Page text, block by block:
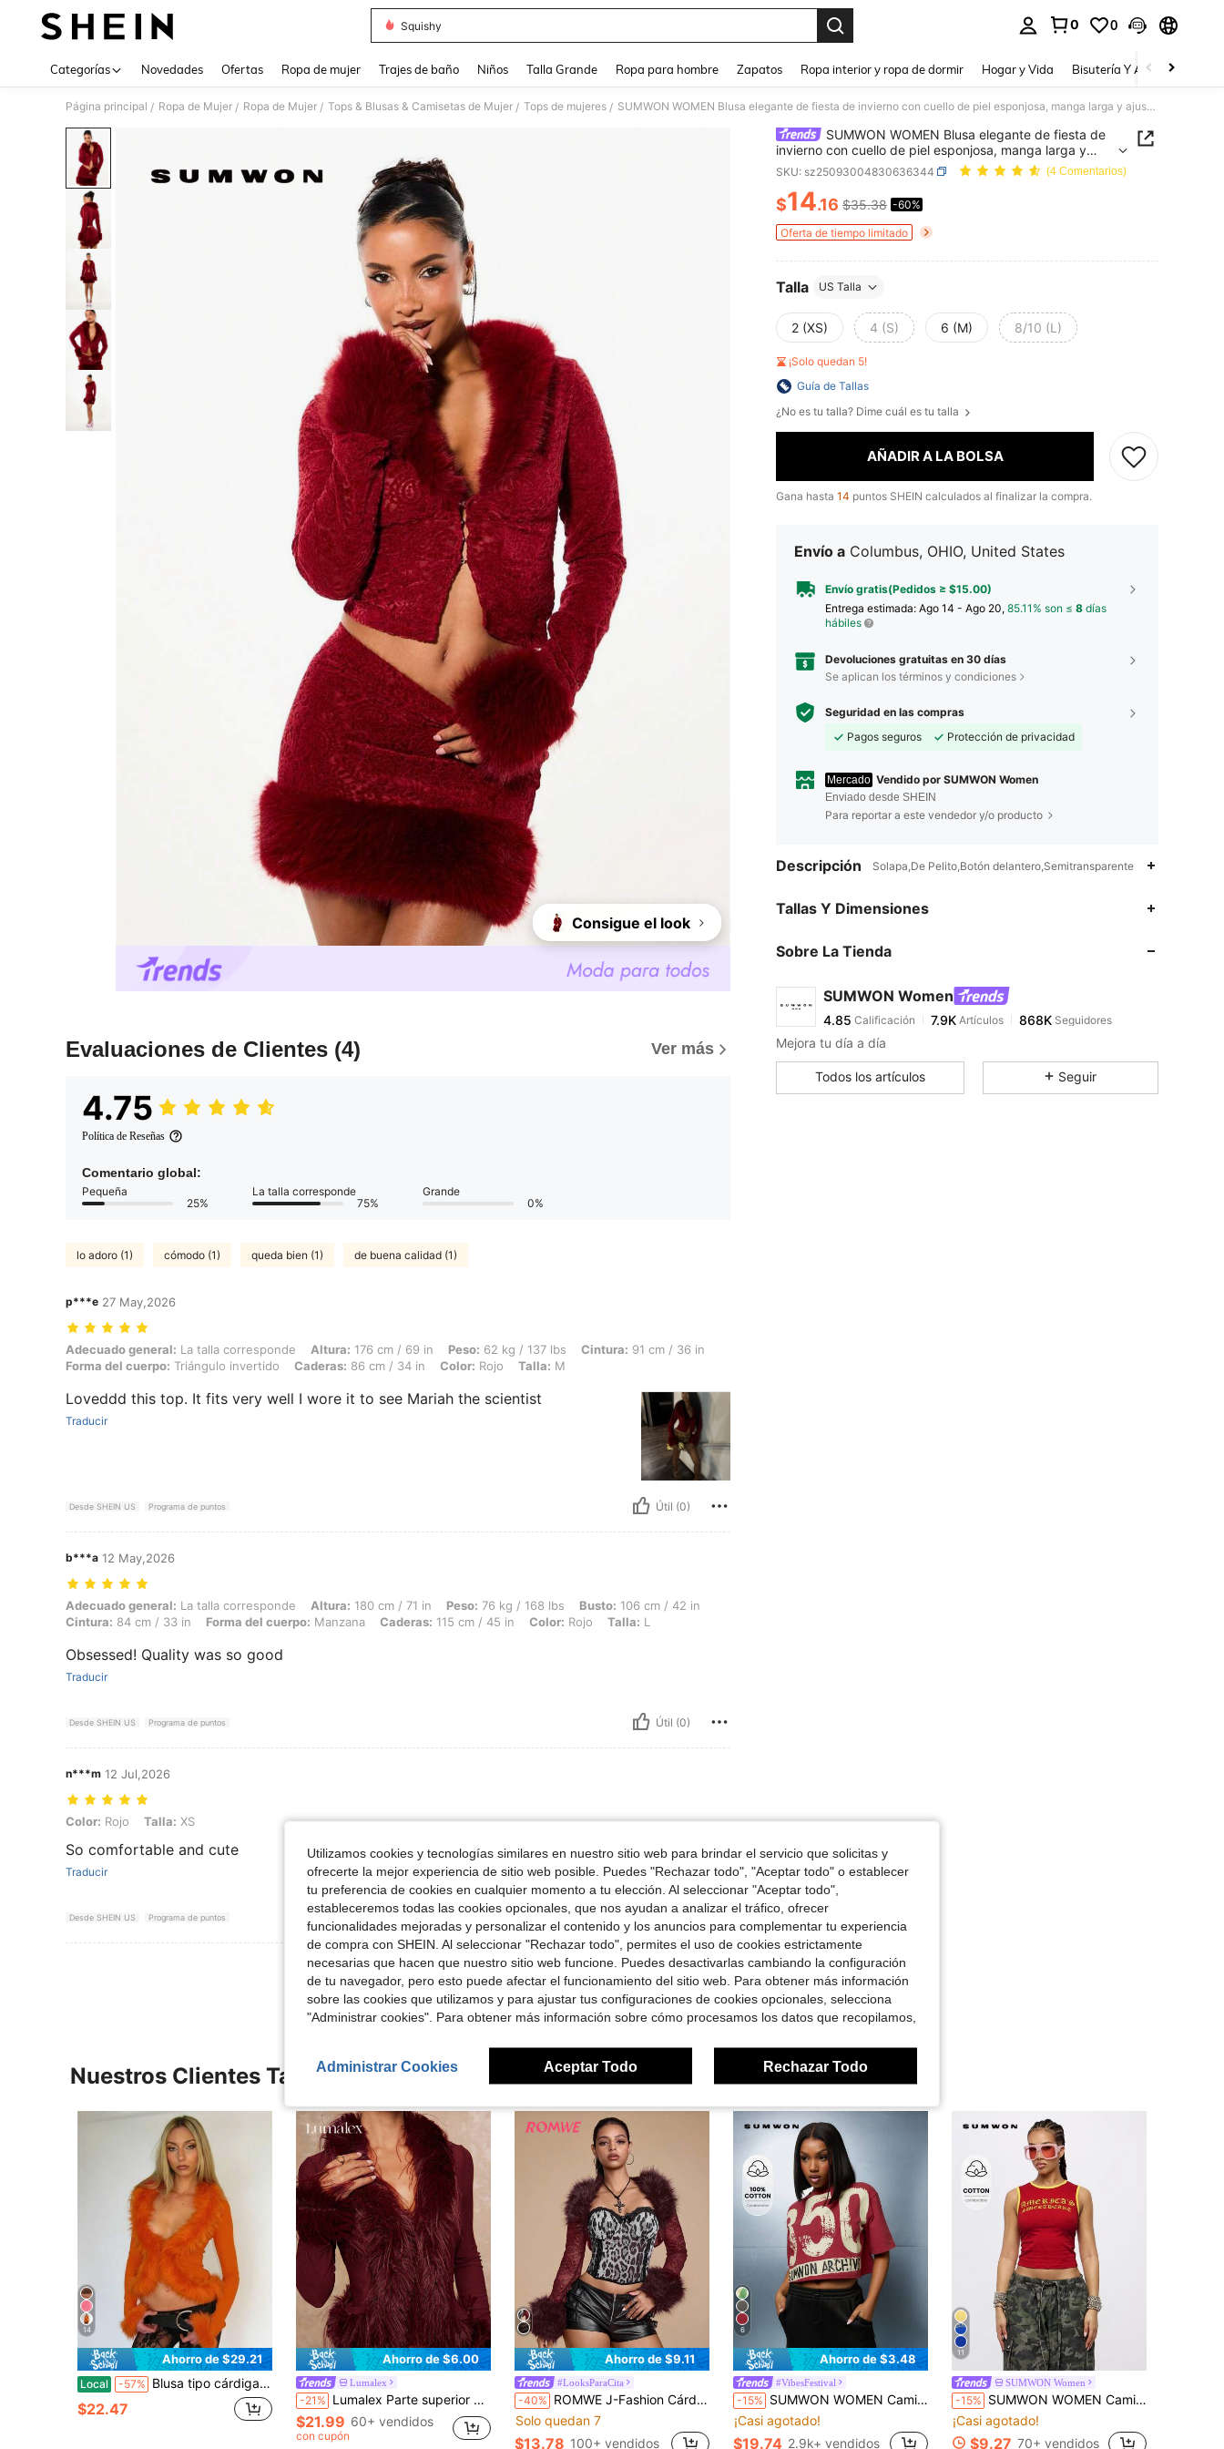
Squishy
0 0
Categorías Novedades Ofertas Ropa de mujer Trajes de baño Niños Talla Grande Ropa para hombre Zapatos Ropa interior y ropa de dormir Hogar y Vida Bisutería Y Accesorios
Página principal / Ropa de Mujer / Ropa de Mujer / Tops & Blusas & Camisetas de Mujer / Tops de mujeres / SUMWON WOMEN Blusa elegante de fiesta de invierno con cuello de piel esponjosa, manga larga y ajustada con encaje lujoso
Consigue el look
Evaluaciones de Clientes (4) Ver más
4.75
Política de Reseñas
Comentario global:
Pequeña
25%
La talla corresponde
75%
Grande
0%
lo adoro (1) cómodo (1) queda bien (1) de buena calidad (1)
p***e 27 May,2026
Adecuado general: La talla corresponde, Altura: 176 cm / 69 in, Peso: 62 kg / 137 lbs, Cintura: 91 cm / 36 in, Forma del cuerpo: Triángulo invertido, Caderas: 86 cm / 34 in, Color: Rojo, Talla: M
Adecuado general: La talla corresponde Altura: 176 cm / 69 in Peso: 62 kg / 137 lbs Cintura: 91 cm / 36 in
Forma del cuerpo: Triángulo invertido Caderas: 86 cm / 34 in Color: Rojo Talla: M
Loveddd this top. It fits very well I wore it to see Mariah the scientist
Traducir
Desde SHEIN US Programa de puntos Útil (0)
b***a 12 May,2026
Adecuado general: La talla corresponde, Altura: 180 cm / 71 in, Peso: 76 kg / 168 lbs, Busto: 106 cm / 42 in, Cintura: 84 cm / 33 in, Forma del cuerpo: Manzana, Caderas: 115 cm / 45 in, Color: Rojo, Talla: L
Adecuado general: La talla corresponde Altura: 180 cm / 71 in Peso: 76 kg / 168 lbs Busto: 106 cm / 42 in
Cintura: 84 cm / 33 in Forma del cuerpo: Manzana Caderas: 115 cm / 45 in Color: Rojo Talla: L
Obsessed! Quality was so good
Traducir
Desde SHEIN US Programa de puntos Útil (0)
n***m 12 Jul,2026
Color: Rojo, Talla: XS
Color: Rojo Talla: XS
So comfortable and cute
Traducir
Desde SHEIN US Programa de puntos Útil (0)
Ver Más Reseñas
SUMWON WOMEN Blusa elegante de fiesta de
invierno con cuello de piel esponjosa, manga larga y
ajustada con encaje lujoso
SKU: sz25093004830636344 (4 Comentarios)
PRICE AND AVAILABILITY
$14.16 $35.38 -60%
Oferta de tiempo limitado
Talla US Talla
2 (XS) 4 (S) 6 (M) 8/10 (L)
¡Solo quedan 5!
Guía de Tallas
¿No es tu talla? Dime cuál es tu talla
AÑADIR A LA BOLSA
Gana hasta 14 puntos SHEIN calculados al finalizar la compra.
Envío a Columbus, OHIO, United States
Envío gratis(Pedidos ≥ $15.00)
Entrega estimada: Ago 14 - Ago 20, 85.11% son ≤ 8 días
hábiles
Devoluciones gratuitas en 30 días
Se aplican los términos y condiciones
Seguridad en las compras
Pagos seguros
Protección de privacidad
Mercado Vendido por SUMWON Women
Enviado desde SHEIN
Para reportar a este vendedor y/o producto
Descripción Solapa,De Pelito,Botón delantero,Semitransparente
Tallas Y Dimensiones
Sobre La Tienda
SUMWON Women
4.85
4.85 Calificación 7.9KArtículos
m***9pagó Hace 10 horas
4.85 7.9K 868K
Mejora tu día a día
Todos los artículos Seguir
Nuestros Clientes También Vieron
14
Ahorro de $29.21
Local -57% Blusa tipo cárdigan para mujer con cuello en V profundo, mangas largas acampanadas con puños de piel sintética esponjosa, malla transparente y encaje, frente abierto, estilo Y2K
$22.47
Ahorro de $6.00
Lumalex
-21% Lumalex Parte superior de mujer de malla transparente con cuello y puños de parche de piel sintética de estilo bohemio en color burdeos, vestido de plumas rojo vino, vestido burdeos, vestido de lujo para fiesta de graduación, reunión, banquete, modesto, fiesta de Año Nuevo, fiesta de Eid al-Adha, vacaciones, días fríos, Navidad
$21.99 60+ vendidos
con cupón
Ahorro de $9.11
#LooksParaCita
-40% ROMWE J-Fashion Cárdigan corto con cuello de piel negra y parches de encaje estilo Y2K sexy para mujeres, se puede combinar con camiseta o vestido
Solo quedan 7
$13.78 100+ vendidos
6
Ahorro de $3.48
#VibesFestival
-15% SUMWON WOMEN Camiseta corta de algodón tipo jersey con estampado vintage de 350 gráficos, para festival de verano, estilo grunge y urbano streetwear, talla oversize
¡Casi agotado!
$19.74 2.9k+ vendidos
11
SUMWON Women
-15% SUMWON WOMEN Camiseta sin mangas corta con gráfico America's Sweetheart Old English, ribete de contraste amarillo, cuello ringer, de algodón, para verano y festivales
¡Casi agotado!
$9.27 70+ vendidos
Utilizamos cookies y tecnologías similares en nuestro sitio web para brindar el servicio que solicitas y
ofrecerte la mejor experiencia de sitio web posible. Puedes "Rechazar todo", "Aceptar todo" o establecer
tu preferencia de cookies en cualquier momento a tu elección. Al seleccionar "Aceptar todo",
estableceremos todas las cookies opcionales, que nos ayudan a analizar el tráfico, ofrecer
funcionalidades mejoradas y personalizar el contenido y los anuncios para complementar tu experiencia
de compra con SHEIN. Al seleccionar "Rechazar todo", permites el uso de cookies estrictamente
necesarias que hacen que nuestro sitio web funcione. Puedes desactivarlas cambiando la configuración
de tu navegador, pero esto puede afectar el funcionamiento del sitio web. Para obtener más información
sobre las cookies que utilizamos y para ajustar tus configuraciones de cookies opcionales, selecciona
"Administrar cookies". Para obtener más información sobre cómo procesamos los datos que recopilamos,
Administrar Cookies Aceptar Todo Rechazar Todo